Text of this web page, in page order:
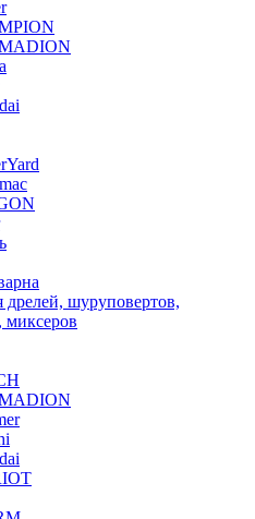
дрелей, шуруповертов,
миксеров